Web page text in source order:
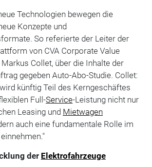
Technologien bewegen die
Konzepte und
So referierte der Leiter der
von CVA Corporate Value
Collet, über die Inhalte der
gegeben Auto-Abo-Studie. Collet:
wird künftig Teil des Kerngeschäftes
Full-Service-Leistung nicht nur
Leasing und Mietwagen
auch eine fundamentale Rolle im
der Elektrofahrzeuge